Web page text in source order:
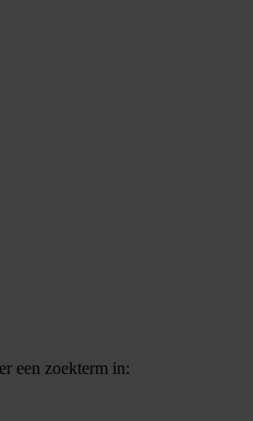
een zoekterm in: